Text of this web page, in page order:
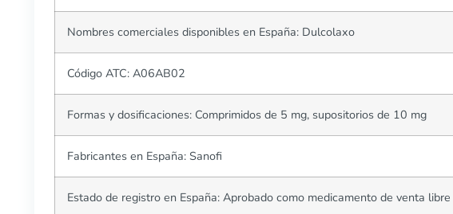
Nombres comerciales disponibles en España: Dulcolaxo
Código ATC: A06AB02
Formas y dosificaciones: Comprimidos de 5 mg, supositorios de 10 mg
Fabricantes en España: Sanofi
Estado de registro en España: Aprobado como medicamento de venta libre